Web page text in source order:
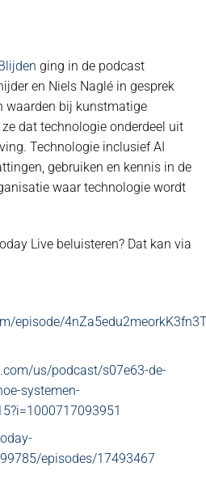
ging in de podcast
en Niels Naglé in gesprek
waarden bij kunstmatige
dat technologie onderdeel uit
Technologie inclusief AI
gebruiken en kennis in de
waar technologie wordt
Live beluisteren? Dat kan via
episode/
us/podcast/s07e63-de-
systemen-
episodes/17493467